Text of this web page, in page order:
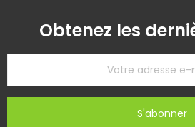
Obtenez les
S'abonner